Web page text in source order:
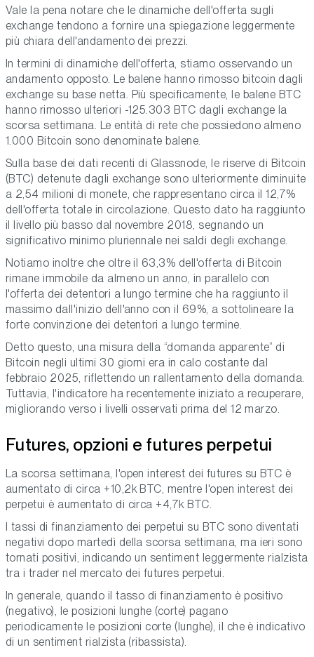
Vale la pena notare che le dinamiche dell'offerta sugli
exchange tendono a fornire una spiegazione leggermente
più chiara dell'andamento dei prezzi.
In termini di dinamiche dell'offerta, stiamo osservando un
andamento opposto. Le balene hanno rimosso bitcoin dagli
exchange su base netta. Più specificamente, le balene BTC
hanno rimosso ulteriori -125.303 BTC dagli exchange la
scorsa settimana. Le entità di rete che possiedono almeno
1.000 Bitcoin sono denominate balene.
Sulla base dei dati recenti di Glassnode, le riserve di Bitcoin
(BTC) detenute dagli exchange sono ulteriormente diminuite
a 2,54 milioni di monete, che rappresentano circa il 12,7%
dell'offerta totale in circolazione. Questo dato ha raggiunto
il livello più basso dal novembre 2018, segnando un
significativo minimo pluriennale nei saldi degli exchange.
Notiamo inoltre che oltre il 63,3% dell'offerta di Bitcoin
rimane immobile da almeno un anno, in parallelo con
l'offerta dei detentori a lungo termine che ha raggiunto il
massimo dall'inizio dell'anno con il 69%, a sottolineare la
forte convinzione dei detentori a lungo termine.
Detto questo, una misura della “domanda apparente” di
Bitcoin negli ultimi 30 giorni era in calo costante dal
febbraio 2025, riflettendo un rallentamento della domanda.
Tuttavia, l'indicatore ha recentemente iniziato a recuperare,
migliorando verso i livelli osservati prima del 12 marzo.
Futures, opzioni e futures perpetui
La scorsa settimana, l'open interest dei futures su BTC è
aumentato di circa +10,2k BTC, mentre l'open interest dei
perpetui è aumentato di circa +4,7k BTC.
I tassi di finanziamento dei perpetui su BTC sono diventati
negativi dopo martedì della scorsa settimana, ma ieri sono
tornati positivi, indicando un sentiment leggermente rialzista
tra i trader nel mercato dei futures perpetui.
In generale, quando il tasso di finanziamento è positivo
(negativo), le posizioni lunghe (corte) pagano
periodicamente le posizioni corte (lunghe), il che è indicativo
di un sentiment rialzista (ribassista).